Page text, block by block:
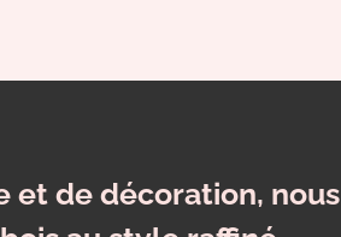
et de décoration, nous